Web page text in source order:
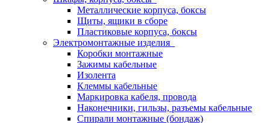
Металлические корпуса, боксы
Щиты, ящики в сборе
Пластиковые корпуса, боксы
Электромонтажные изделия
Коробки монтажные
Зажимы кабельные
Изолента
Клеммы кабельные
Маркировка кабеля, провода
Наконечники, гильзы, разъемы кабельные
Спирали монтажные (бондаж)